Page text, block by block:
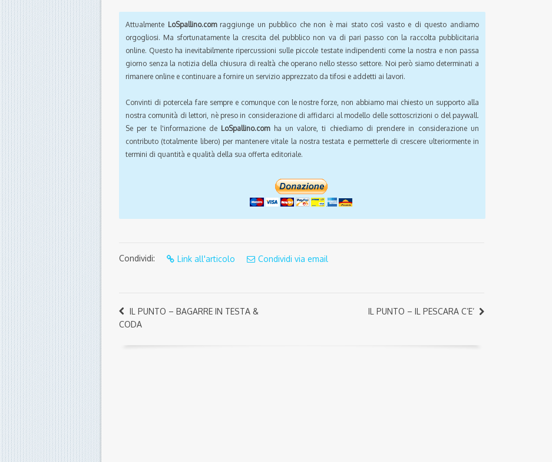
Attualmente LoSpallino.comraggiunge un pubblico che non è mai stato così vasto e di questo andiamo
orgogliosi. Ma sfortunatamente la crescita del pubblico non va di pari passo con la raccolta pubblicitaria
online. Questo ha inevitabilmente ripercussioni sulle piccole testate indipendenti come la nostra e non passa
giorno senza la notizia della chiusura di realtà che operano nello stesso settore. Noi però siamo determinati a
rimanere online e continuare a fornire un servizio apprezzato da tifosi e addetti ai lavori.
Convinti di potercela fare sempre e comunque con le nostre forze, non abbiamo mai chiesto un supporto alla
nostra comunità di lettori, nè preso in considerazione di affidarci al modello delle sottoscrizioni o del paywall.
Se per te l'informazione de LoSpallino.comha un valore, ti chiediamo di prendere in considerazione un
contributo (totalmente libero) per mantenere vitale la nostra testata e permetterle di crescere ulteriormente in
termini di quantità e qualità della sua offerta editoriale.
Condividi: Link all'articolo Condividi via email
IL PUNTO – BAGARRE IN TESTA &
CODA
IL PUNTO – IL PESCARA C’E’